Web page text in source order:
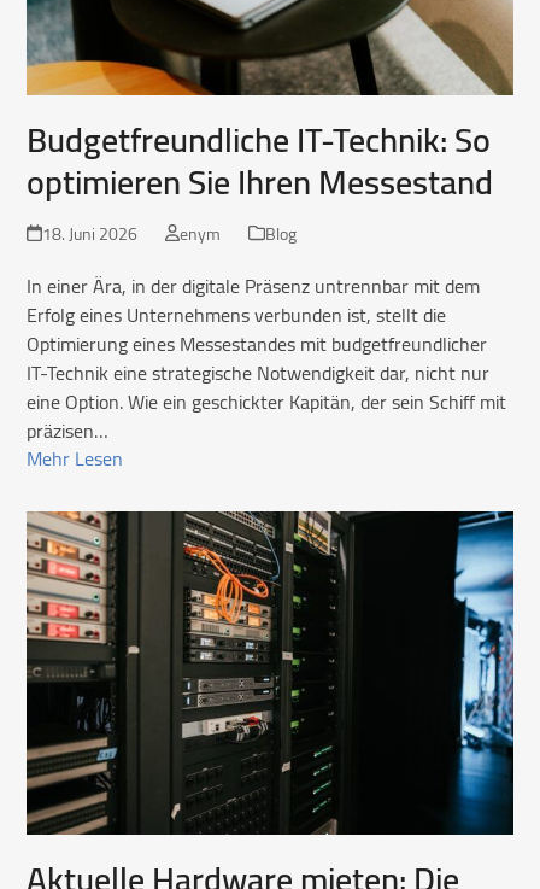
Budgetfreundliche IT-Technik: So
optimieren Sie Ihren Messestand
18. Juni 2026 enym Blog
In einer Ära, in der digitale Präsenz untrennbar mit dem
Erfolg eines Unternehmens verbunden ist, stellt die
Optimierung eines Messestandes mit budgetfreundlicher
IT-Technik eine strategische Notwendigkeit dar, nicht nur
eine Option. Wie ein geschickter Kapitän, der sein Schiff mit
präzisen…
Mehr Lesen